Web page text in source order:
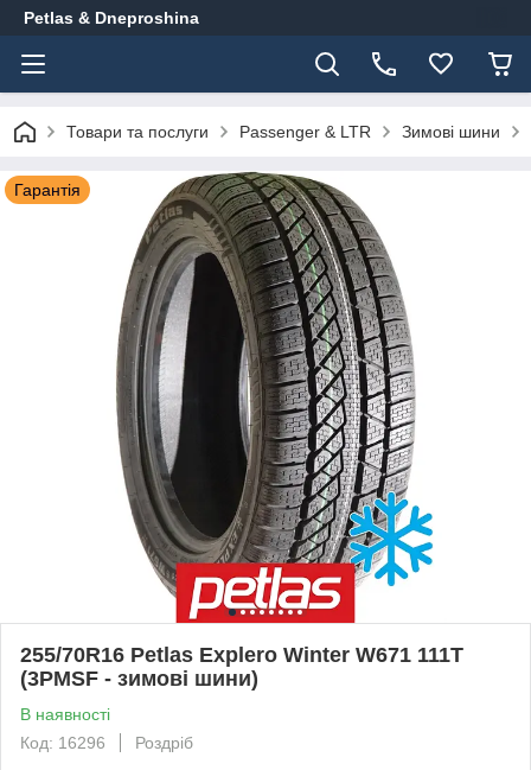
Petlas & Dneproshina
Товари та послуги Passenger & LTR Зимові шини
Гарантія
255/70R16 Petlas Explero Winter W671 111T
(3PMSF - зимові шини)
В наявності
Код: 16296
Роздріб